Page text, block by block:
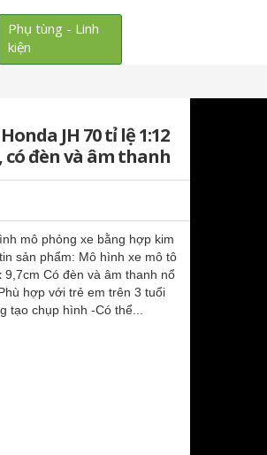
Phụ tùng - Linh
kiện
JH 70 tỉ lệ 1:12
đèn và âm thanh
mô phỏng xe bằng hợp kim
sản phẩm: Mô hình xe mô tô
Có đèn và âm thanh nổ
hợp với trẻ em trên 3 tuổi
chụp hình -Có thể...